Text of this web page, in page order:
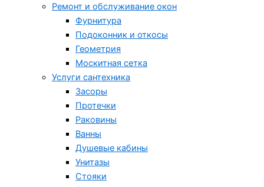
Ремонт и обслуживание окон
Фурнитура
Подоконник и откосы
Геометрия
Москитная сетка
Услуги сантехника
Засоры
Протечки
Раковины
Ванны
Душевые кабины
Унитазы
Стояки